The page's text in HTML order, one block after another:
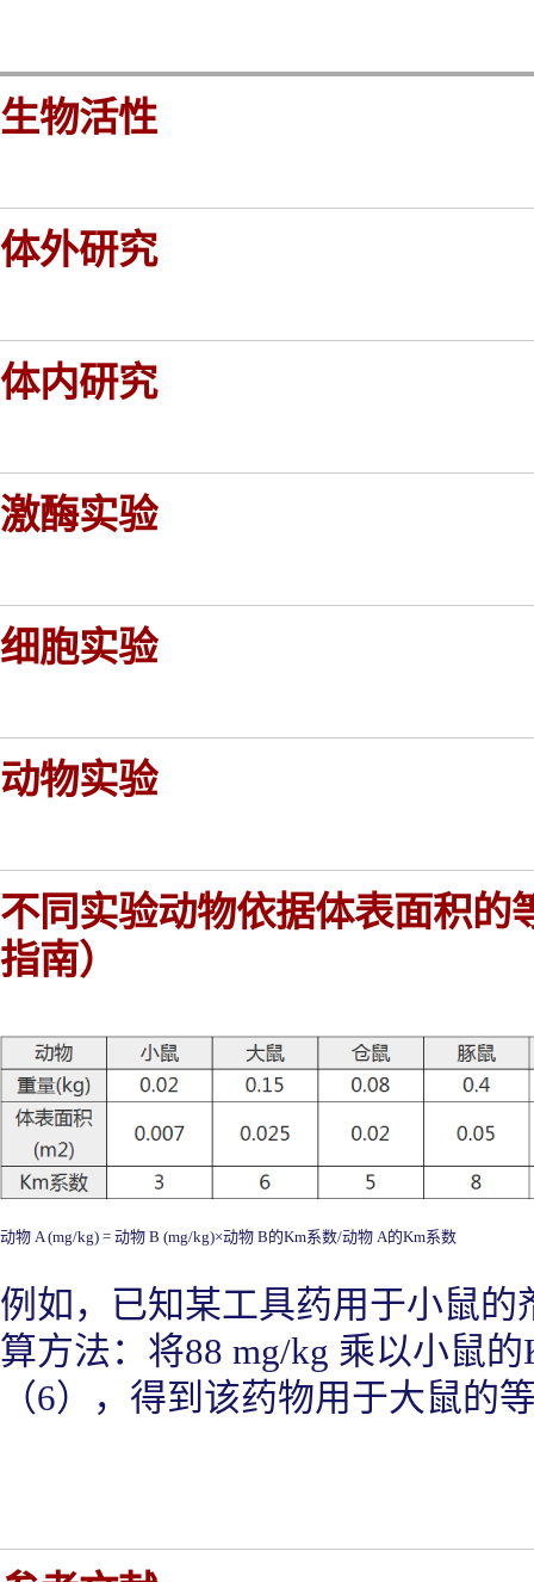
生物活性
体外研究
体内研究
激酶实验
细胞实验
动物实验
不同实验动物依据体表面积的
指南）
动物 A (mg/kg) = 动物 B (mg/kg)×动物 B的Km系数/动物 A的Km系数
例如，已知某工具药用于小鼠的
算方法：将88 mg/kg 乘以小鼠
（6），得到该药物用于大鼠的